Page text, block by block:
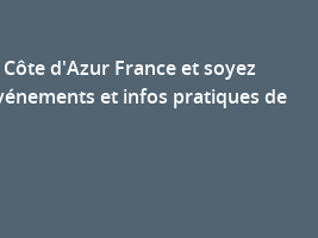
d'Azur France et soyez
et infos pratiques de